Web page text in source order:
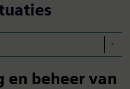
en beheer van